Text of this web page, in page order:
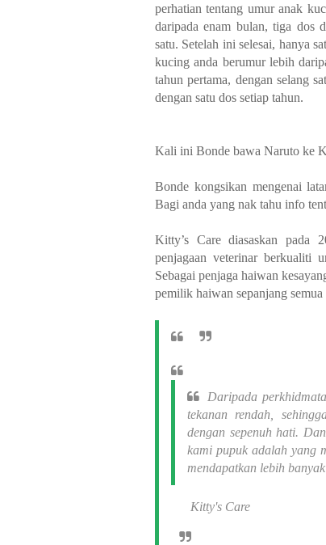
perhatian tentang umur anak
daripada enam bulan, tiga dos
satu. Setelah ini selesai, hanya
kucing anda berumur lebih
tahun pertama, dengan selang
dengan satu dos setiap tahun.
Kali ini Bonde bawa Naruto ke
Bonde kongsikan mengenai
Bagi anda yang nak tahu info
Kitty’s Care diasaskan pada
penjagaan veterinar berkualiti
Sebagai penjaga haiwan
pemilik haiwan sepanjang
Daripada
tekanan rendah,
dengan sepenuh hati.
kami pupuk adalah yang
mendapatkan lebih
Kitty's Care